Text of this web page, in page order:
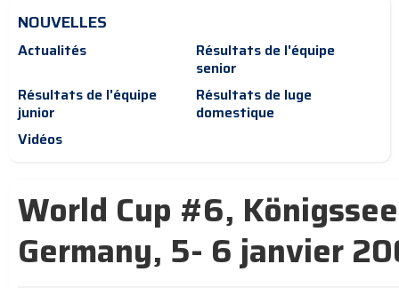
NOUVELLES
Actualités
Résultats de l'équipe
senior
Résultats de l'équipe
junior
Résultats de luge
domestique
Vidéos
World Cup #6,
Germany, 5- 6 janvier